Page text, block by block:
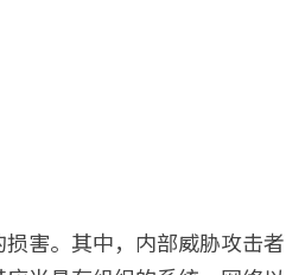
害。其中，内部威胁攻击者